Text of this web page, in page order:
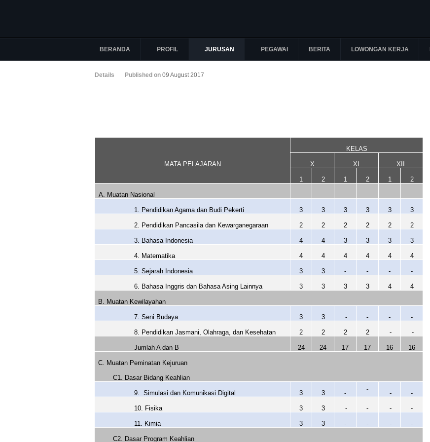
BERANDA PROFIL JURUSAN PEGAWAI BERITA LOWONGAN KERJA
Details Published on 09 August 2017
MATA PELAJARAN
KELAS
X XI XII
1 2 1 2 1 2
A. Muatan Nasional
1. Pendidikan Agama dan Budi Pekerti 3 3 3 3 3 3
2. Pendidikan Pancasila dan Kewarganegaraan 2 2 2 2 2 2
3. Bahasa Indonesia 4 4 3 3 3 3
4. Matematika 4 4 4 4 4 4
5. Sejarah Indonesia 3 3 - - - -
6. Bahasa Inggris dan Bahasa Asing Lainnya 3 3 3 3 4 4
B. Muatan Kewilayahan
7. Seni Budaya 3 3 - - - -
8. Pendidikan Jasmani, Olahraga, dan Kesehatan 2 2 2 2 - -
Jumlah A dan B 24 24 17 17 16 16
C. Muatan Peminatan Kejuruan
C1. Dasar Bidang Keahlian
9. Simulasi dan Komunikasi Digital 3 3 -
-
- -
10. Fisika 3 3 - - - -
11. Kimia 3 3 - - - -
C2. Dasar Program Keahlian